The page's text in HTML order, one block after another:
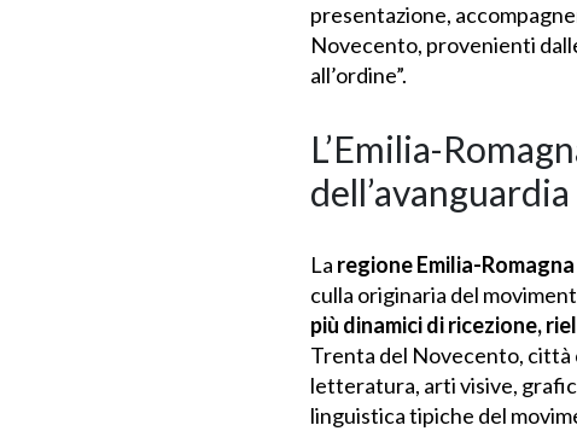
presentazione,
Novecento, provenienti
all’ordine”.
L’Emilia-
La regione Emilia-Romagna
culla originaria del
più dinamici di ricezione,
Trenta del Novecento, città
letteratura, arti visive,
linguistica tipiche del